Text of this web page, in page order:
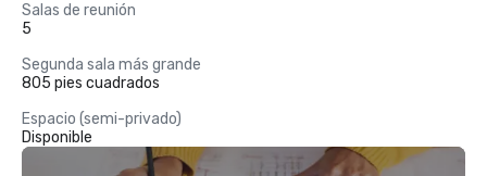
Salas de reunión
5
Segunda sala más grande
805 pies cuadrados
Espacio (semi-privado)
Disponible